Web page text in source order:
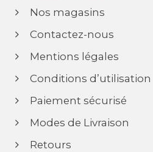
Nos magasins
Contactez-nous
Mentions légales
Conditions d’utilisation
Paiement sécurisé
Modes de Livraison
Retours